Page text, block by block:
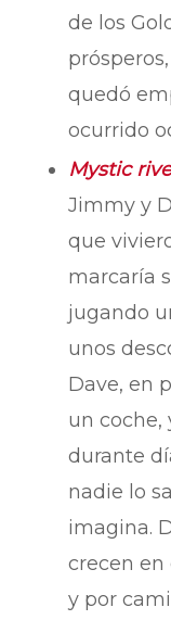
de los
quedó
ocurrido
Mystic
Jimmy y
que
marcaría
jugando
unos
Dave, en
un coche,
durante
nadie lo
imagina.
crecen
y por